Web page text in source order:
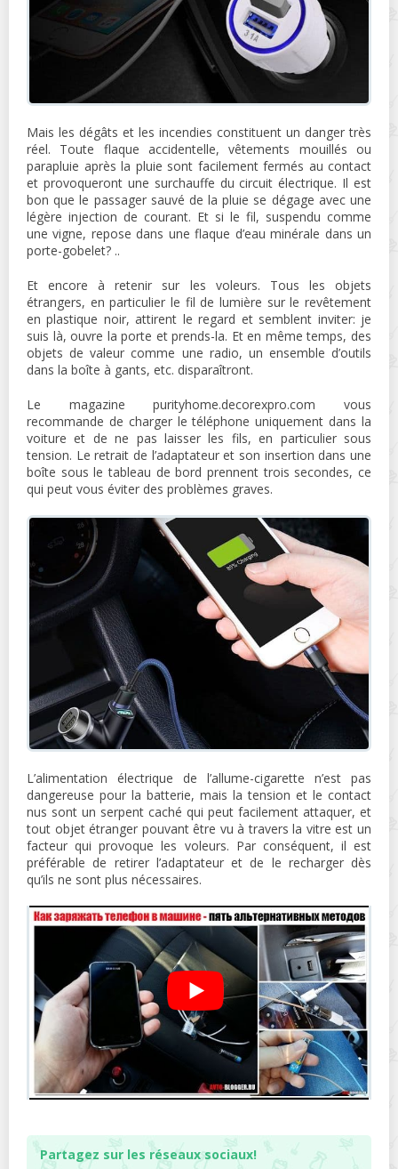
Mais les dégâts et les incendies constituent un danger très
réel. Toute flaque accidentelle, vêtements mouillés ou
parapluie après la pluie sont facilement fermés au contact
et provoqueront une surchauffe du circuit électrique. Il est
bon que le passager sauvé de la pluie se dégage avec une
légère injection de courant. Et si le fil, suspendu comme
une vigne, repose dans une flaque d’eau minérale dans un
porte-gobelet? ..
Et encore à retenir sur les voleurs. Tous les objets
étrangers, en particulier le fil de lumière sur le revêtement
en plastique noir, attirent le regard et semblent inviter: je
suis là, ouvre la porte et prends-la. Et en même temps, des
objets de valeur comme une radio, un ensemble d’outils
dans la boîte à gants, etc. disparaîtront.
Le magazine purityhome.decorexpro.com vous
recommande de charger le téléphone uniquement dans la
voiture et de ne pas laisser les fils, en particulier sous
tension. Le retrait de l’adaptateur et son insertion dans une
boîte sous le tableau de bord prennent trois secondes, ce
qui peut vous éviter des problèmes graves.
L’alimentation électrique de l’allume-cigarette n’est pas
dangereuse pour la batterie, mais la tension et le contact
nus sont un serpent caché qui peut facilement attaquer, et
tout objet étranger pouvant être vu à travers la vitre est un
facteur qui provoque les voleurs. Par conséquent, il est
préférable de retirer l’adaptateur et de le recharger dès
qu’ils ne sont plus nécessaires.
Partagez sur les réseaux sociaux!